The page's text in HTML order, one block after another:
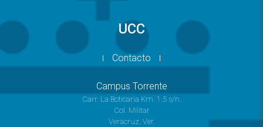
UCC
Contacto
Campus Torrente
Carr. La Boticaria Km. 1.5 s/n.
Col. Militar
Veracruz, Ver.